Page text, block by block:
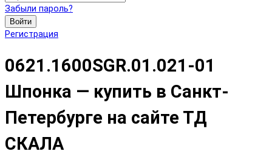
Забыли пароль?
Войти
Регистрация
0621.1600SGR.01.021-01
Шпонка — купить в Санкт-
Петербурге на сайте ТД
СКАЛА